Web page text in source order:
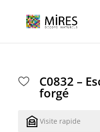
C0832 –
forgé
Visite rapide